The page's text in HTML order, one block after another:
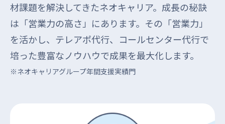
材課題を解決してきたネオキャリア。成長の秘訣
は「営業力の高さ」にあります。その「営業力」
を活かし、テレアポ代行、コールセンター代行で
培った豊富なノウハウで成果を最大化します。
※ネオキャリアグループ年間支援実績門